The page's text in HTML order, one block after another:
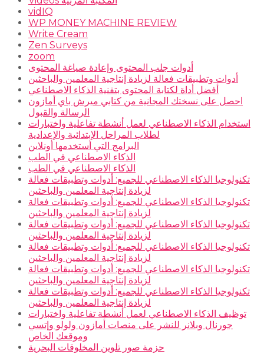
vidIQ
WP MONEY MACHINE REVIEW
Write Cream
Zen Surveys
zoom
أدوات جلب المحتوى وإعادة صياغة المحتوى
أدوات وتطبيقات فعالة لزيادة إنتاجية المعلمين والباحثين
أفضل أداة لكتابة المحتوى بتقنية الذكاء الاصطناعي
احصل على نسختك المجانية من كتابي ميرش باي أمازون
الرسالة والقبول
استخدام الذكاء الاصطناعي لعمل أنشطة تفاعلية واختبارات
لطلاب المراحل الإبتدائية والإعدادية
البرامج التي أستخدمها أونلاين
الذكاء الاصطناعي في الطب
الذكاء الاصطناعي في الطب
تكنولوجيا الذكاء الاصطناعي للجميع: أدوات وتطبيقات فعالة
لزيادة إنتاجية المعلمين والباحثين
تكنولوجيا الذكاء الاصطناعي للجميع: أدوات وتطبيقات فعالة
لزيادة إنتاجية المعلمين والباحثين
تكنولوجيا الذكاء الاصطناعي للجميع: أدوات وتطبيقات فعالة
لزيادة إنتاجية المعلمين والباحثين
تكنولوجيا الذكاء الاصطناعي للجميع: أدوات وتطبيقات فعالة
لزيادة إنتاجية المعلمين والباحثين
تكنولوجيا الذكاء الاصطناعي للجميع: أدوات وتطبيقات فعالة
لزيادة إنتاجية المعلمين والباحثين
تكنولوجيا الذكاء الاصطناعي للجميع: أدوات وتطبيقات فعالة
لزيادة إنتاجية المعلمين والباحثين
توظيف الذكاء الاصطناعي لعمل أنشطة تفاعلية واختبارات
جورنال وبلانر للنشر على منصات أمازون ولولو وإتسي
وموقعك الخاص
حزمة صور تلوين المخلوقات البحرية